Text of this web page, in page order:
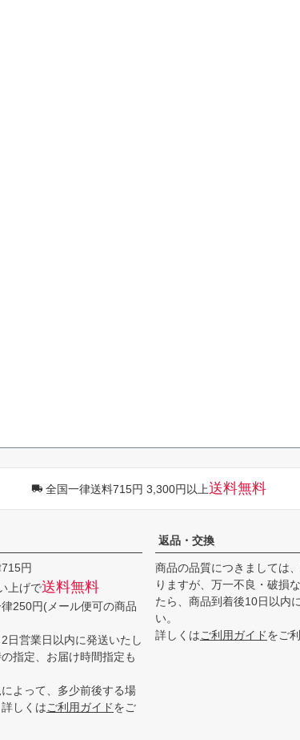
全国一律送料715円 3,300円以上送料無料
円
上げで送料無料
250円(メール便可の商品
日営業日以内に発送いたし
指定、お届け時間指定も
よって、多少前後する場
しくはご利用ガイドをご
返品・交換
商品の品質につきましては
りますが、万一不良・破損
たら、商品到着後10日以内
い。
詳しくはご利用ガイドをご